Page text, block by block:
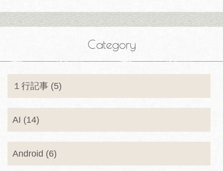
Category
１行記事 (5)
AI (14)
Android (6)